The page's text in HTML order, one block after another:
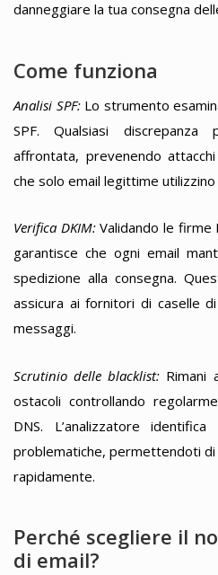
danneggiare la tua consegna
Come funziona
Analisi SPF:Lo strumento
SPF. Qualsiasi discrepanza
affrontata, prevenendo
che solo email legittime
Verifica DKIM:Validando le firme
garantisce che ogni email
spedizione alla consegna.
assicura ai fornitori di caselle
messaggi.
Scrutinio delle blacklist: Rimani
ostacoli controllando
DNS. L’analizzatore
problematiche, permettendoti
rapidamente.
Perché scegliere il
di email?